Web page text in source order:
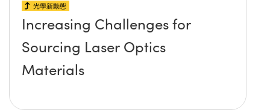
光學新動態
Increasing Challenges for
Sourcing Laser Optics
Materials